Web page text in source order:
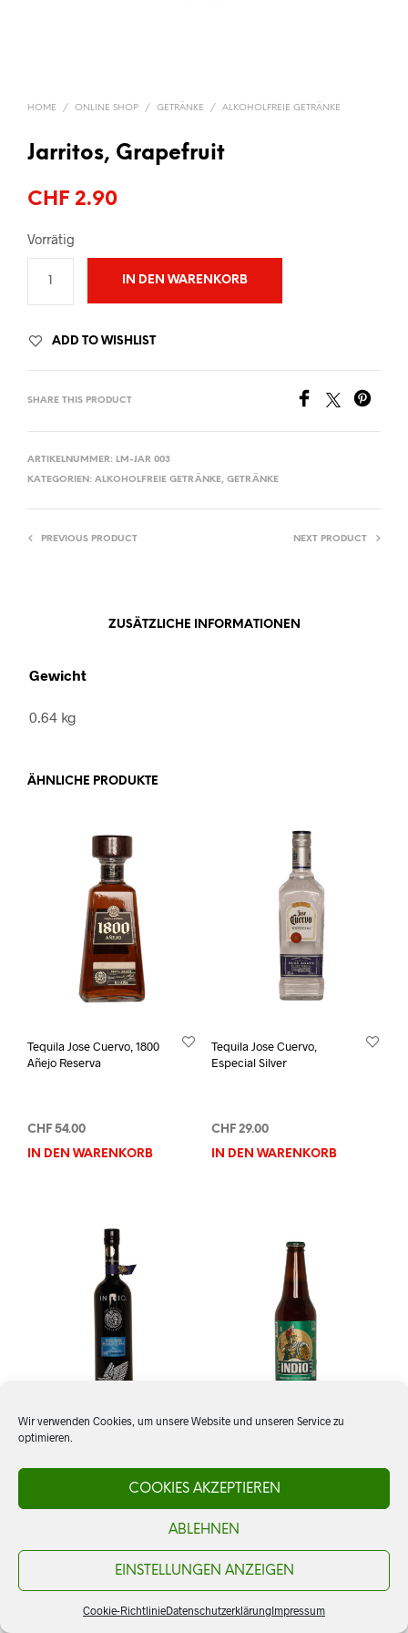
Wir verwenden Cookies, um unsere Website und unseren Service zu
optimieren.
COOKIES AKZEPTIEREN
ABLEHNEN
EINSTELLUNGEN ANZEIGEN
Cookie-RichtlinieDatenschutzerklärungImpressum
HOME / ONLINE SHOP / GETRÄNKE / ALKOHOLFREIE GETRÄNKE
Jarritos, Grapefruit
CHF 2.90
Vorrätig
IN DEN WARENKORB
ADD TO WISHLIST
SHARE THIS PRODUCT
ARTIKELNUMMER: LM-JAR 003
KATEGORIEN: ALKOHOLFREIE GETRÄNKE, GETRÄNKE
PREVIOUS PRODUCT NEXT PRODUCT
ZUSÄTZLICHE INFORMATIONEN
Gewicht
0.64 kg
ÄHNLICHE PRODUKTE
Tequila Jose Cuervo, 1800
Añejo Reserva
CHF 54.00
IN DEN WARENKORB
Tequila Jose Cuervo,
Especial Silver
CHF29.00
IN DEN WARENKORB
Blanco